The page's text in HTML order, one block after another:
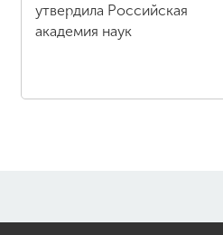
утвердила Российская
академия наук